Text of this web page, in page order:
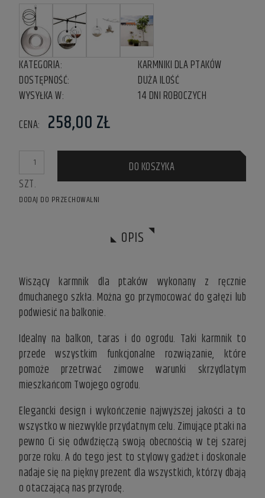
KATEGORIA:
KARMNIKI DLA PTAKÓW
DOSTĘPNOŚĆ:
DUŻA ILOŚĆ
WYSYŁKA W:
14 DNI ROBOCZYCH
CENA: 258,00 ZŁ
SZT.
DO KOSZYKA
DODAJ DO PRZECHOWALNI
OPIS
Wiszący karmnik dla ptaków wykonany z ręcznie
dmuchanego szkła. Można go przymocować do gałęzi lub
podwiesić na balkonie.
Idealny na balkon, taras i do ogrodu. Taki karmnik to
przede wszystkim funkcjonalne rozwiązanie, które
pomoże przetrwać zimowe warunki skrzydlatym
mieszkańcom Twojego ogrodu.
Elegancki design i wykończenie najwyższej jakości a to
wszystko w niezwykle przydatnym celu. Zimujące ptaki na
pewno Ci się odwdzięczą swoją obecnością w tej szarej
porze roku. A do tego jest to stylowy gadżet i doskonale
nadaje się na piękny prezent dla wszystkich, którzy dbają
o otaczającą nas przyrodę.